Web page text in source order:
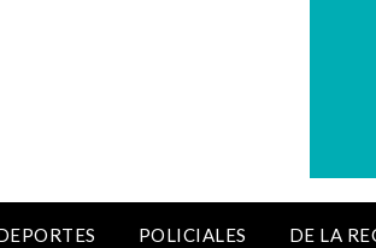
POLICIALES DE LA